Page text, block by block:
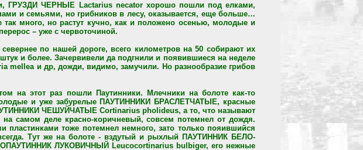
ГРУЗДИ ЧЕРНЫЕ Lactarius necator хорошо пошли под елками,
и семьями, но грибников в лесу, оказывается, еще больше…
много, но растут кучно, как и положено осенью, молодые и
– уже с червоточиной.
по нашей дороге, всего километров на 50 собирают их
и более. Зачервивели да подгнили и появившиеся на неделе
mellea и др, дожди, видимо, замучили. Но разнообразие грибов
на этот раз пошли Паутинники. Млечники на болоте как-то
и уже забурелые ПАУТИННИКИ БРАСЛЕТЧАТЫЕ, красные
ЧЕШУЙЧАТЫЕ Cortinarius pholideus, а то, что называют
самом деле красно-коричневый, совсем потемнел от дождя.
тоже потемнел немного, зато только пояившийся
Тут же на болоте - вздутый и рыхлый ПАУТИННИК БЕЛО-
ЛУКОВИЧНЫЙ Leucocortinarius bulbiger, его нежные